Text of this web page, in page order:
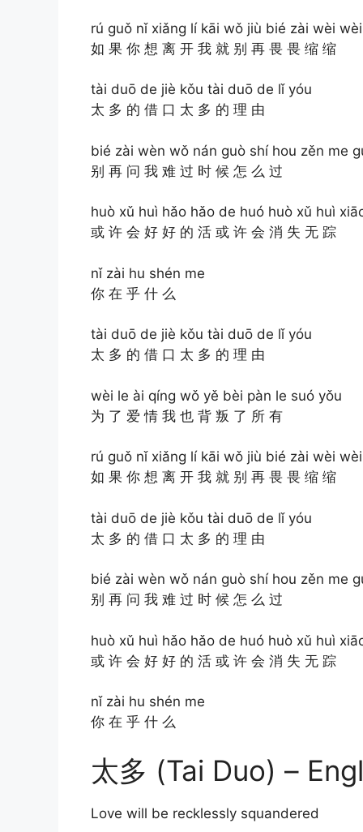
rú guǒ nǐ xiǎng lí kāi wǒ jiù bié zài wèi
如 果 你 想 离 开 我 就 别 再 畏 畏 缩 缩
tài duō de jiè kǒu tài duō de lǐ yóu
太 多 的 借 口 太 多 的 理 由
bié zài wèn wǒ nán guò shí hou zěn me
别 再 问 我 难 过 时 候 怎 么 过
huò xǔ huì hǎo hǎo de huó huò xǔ huì
或 许 会 好 好 的 活 或 许 会 消 失 无 踪
nǐ zài hu shén me
你 在 乎 什 么
tài duō de jiè kǒu tài duō de lǐ yóu
太 多 的 借 口 太 多 的 理 由
wèi le ài qíng wǒ yě bèi pàn le suó yǒu
为 了 爱 情 我 也 背 叛 了 所 有
rú guǒ nǐ xiǎng lí kāi wǒ jiù bié zài wèi
如 果 你 想 离 开 我 就 别 再 畏 畏 缩 缩
tài duō de jiè kǒu tài duō de lǐ yóu
太 多 的 借 口 太 多 的 理 由
bié zài wèn wǒ nán guò shí hou zěn me
别 再 问 我 难 过 时 候 怎 么 过
huò xǔ huì hǎo hǎo de huó huò xǔ huì
或 许 会 好 好 的 活 或 许 会 消 失 无 踪
nǐ zài hu shén me
你 在 乎 什 么
太多 (Tai Duo) –
Love will be recklessly squandered